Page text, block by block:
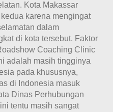
Kota Makassar
karena mengingat
dalam
di kota tersebut. Faktor
Coaching Clinic
adalah masih tingginya
pada khususnya,
di Indonesia masuk
Dinas Perhubungan
tentu masih sangat